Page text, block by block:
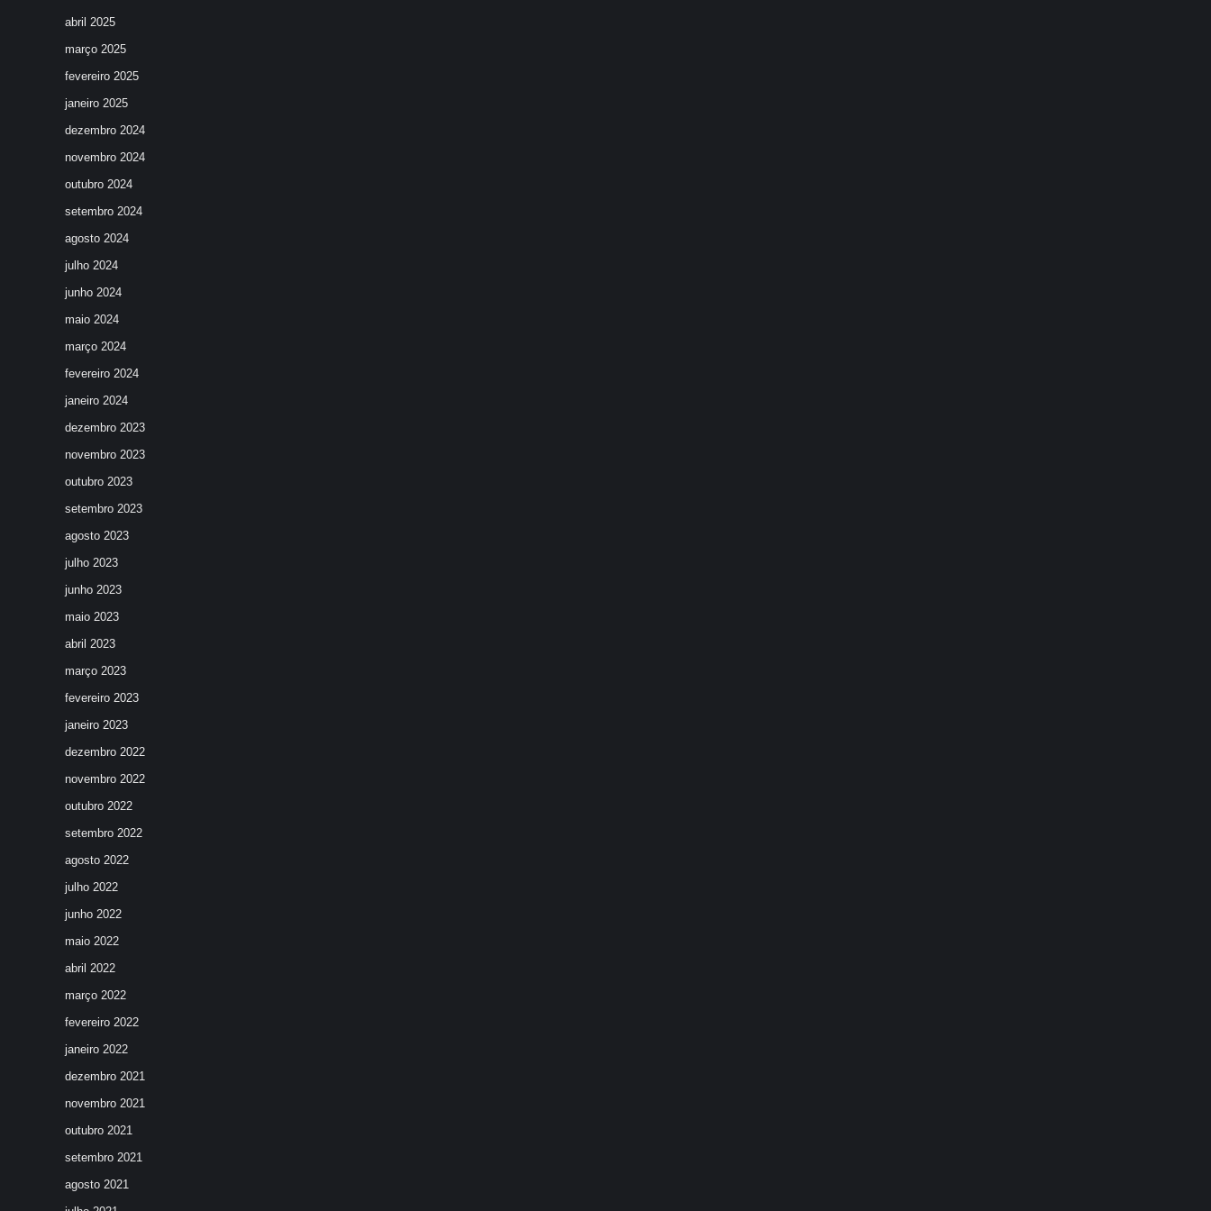
abril 2025
março 2025
fevereiro 2025
janeiro 2025
dezembro 2024
novembro 2024
outubro 2024
setembro 2024
agosto 2024
julho 2024
junho 2024
maio 2024
março 2024
fevereiro 2024
janeiro 2024
dezembro 2023
novembro 2023
outubro 2023
setembro 2023
agosto 2023
julho 2023
junho 2023
maio 2023
abril 2023
março 2023
fevereiro 2023
janeiro 2023
dezembro 2022
novembro 2022
outubro 2022
setembro 2022
agosto 2022
julho 2022
junho 2022
maio 2022
abril 2022
março 2022
fevereiro 2022
janeiro 2022
dezembro 2021
novembro 2021
outubro 2021
setembro 2021
agosto 2021